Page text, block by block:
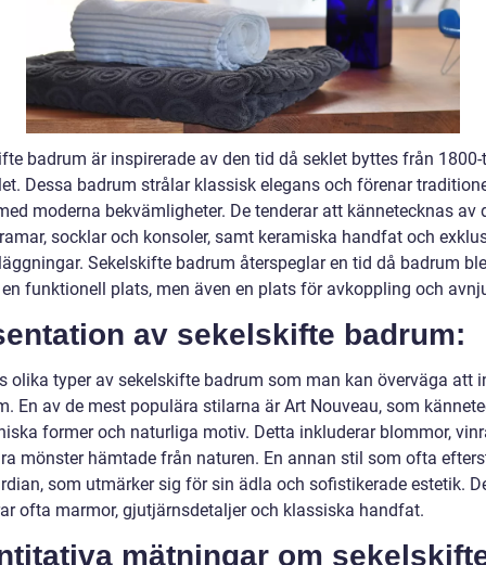
badrum är inspirerade av den tid då seklet byttes från
Dessa badrum strålar klassisk elegans och förenar
moderna bekvämligheter. De tenderar att kännetecknas av
socklar och konsoler, samt keramiska handfat och
Sekelskifte badrum återspeglar en tid då badrum
funktionell plats, men även en plats för avkoppling och
av sekelskifte badrum:
olika typer av sekelskifte badrum som man kan överväga att
En av de mest populära stilarna är Art Nouveau, som
former och naturliga motiv. Detta inkluderar blommor,
mönster hämtade från naturen. En annan stil som ofta
som utmärker sig för sin ädla och sofistikerade estetik.
ofta marmor, gjutjärnsdetaljer och klassiska handfat.
mätningar om